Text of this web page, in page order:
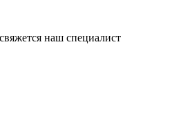
наш специалист